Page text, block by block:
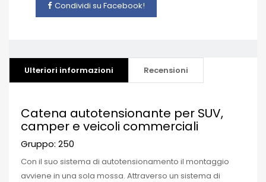
Condividi su Facebook!
Ulteriori informazioni Recensioni
Catena autotensionante per SUV,
camper e veicoli commerciali
Gruppo: 250
Con il suo sistema di autotensionamento il montaggio
avviene in una sola mossa. Attraverso un sistema di